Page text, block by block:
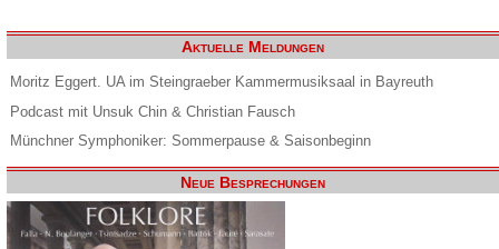
Aktuelle Meldungen
Moritz Eggert. UA im Steingraeber Kammermusiksaal in Bayreuth
Podcast mit Unsuk Chin & Christian Fausch
Münchner Symphoniker: Sommerpause & Saisonbeginn
Neue Besprechungen